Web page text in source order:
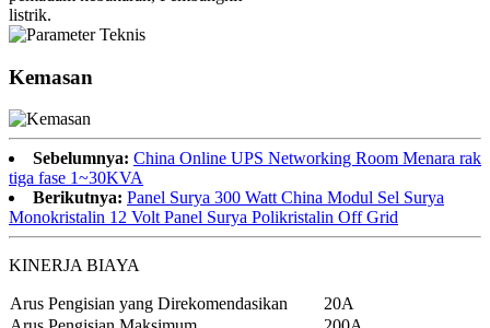
Kemasan
Sebelumnya: China Online UPS Networking Room Menara rak
tiga fase 1~30KVA
Berikutnya: Panel Surya 300 Watt China Modul Sel Surya
Monokristalin 12 Volt Panel Surya Polikristalin Off Grid
KINERJA BIAYA
Arus Pengisian yang Direkomendasikan
20A